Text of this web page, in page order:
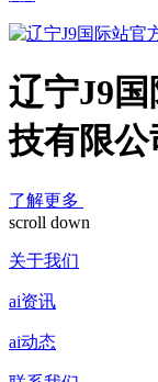
辽宁J9
技有限公
了解更多
scroll down
关于我们
ai资讯
ai动态